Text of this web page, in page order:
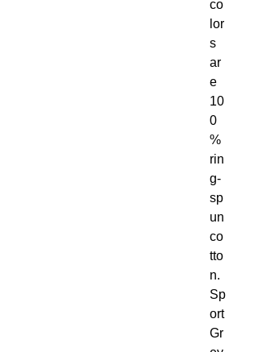
co
lor
s
ar
e
10
0
%
rin
g-
sp
un
co
tto
n.
Sp
ort
Gr